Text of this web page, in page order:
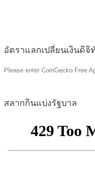
อัตราแลกเปลี่ยนเงินดิจิ
Please enter CoinGecko Free
สลากกินแบ่งรัฐบาล